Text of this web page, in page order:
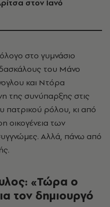
στον Ιανό
στο γυμνάσιο
του Μάνο
και Ντόρα
της συνύπαρξης στις
πατρικού ρόλου, κι από
οικογένεια των
Αλλά, πάνω από
«Τώρα ο
τον δημιουργό